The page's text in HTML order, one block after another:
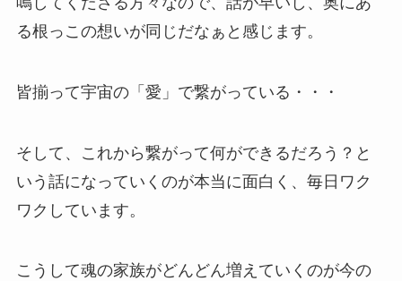
る根っこの想いが同じだなぁと感じます。
皆揃って宇宙の「愛」で繋がっている・・・
そして、これから繋がって何ができるだろう？と
いう話になっていくのが本当に面白く、毎日ワク
ワクしています。
こうして魂の家族がどんどん増えていくのが今の